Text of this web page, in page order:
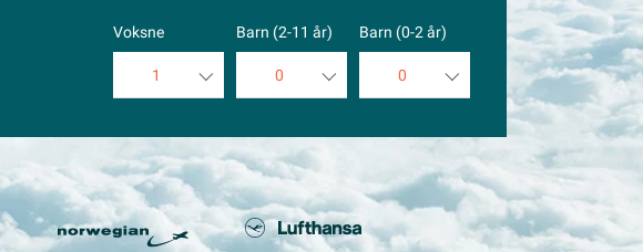
Voksne
1
3
4
5
Barn (2-11 år)
0
2
3
4
Barn (0-2 år)
0
3
4